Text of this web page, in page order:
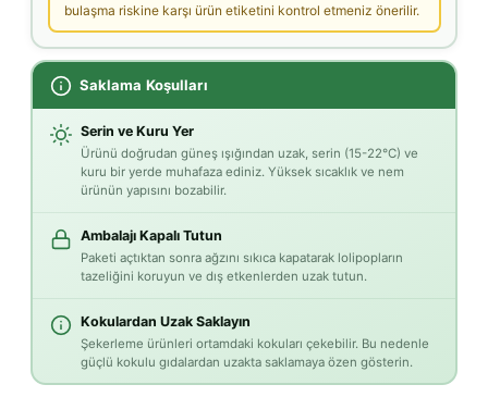
bulaşma riskine karşı ürün etiketini kontrol etmeniz önerilir.
Saklama Koşulları
Serin ve Kuru Yer
Ürünü doğrudan güneş ışığından uzak, serin (15-22°C) ve
kuru bir yerde muhafaza ediniz. Yüksek sıcaklık ve nem
ürünün yapısını bozabilir.
Ambalajı Kapalı Tutun
Paketi açtıktan sonra ağzını sıkıca kapatarak lolipopların
tazeliğini koruyun ve dış etkenlerden uzak tutun.
Kokulardan Uzak Saklayın
Şekerleme ürünleri ortamdaki kokuları çekebilir. Bu nedenle
güçlü kokulu gıdalardan uzakta saklamaya özen gösterin.